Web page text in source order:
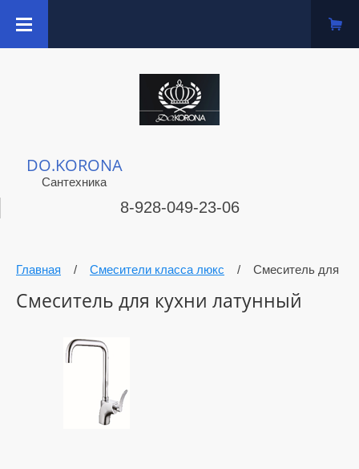
DO.KORONA
Сантехника
8-928-049-23-06
Главная / Смесители класса люкс / Смеситель для
Смеситель для кухни латунный